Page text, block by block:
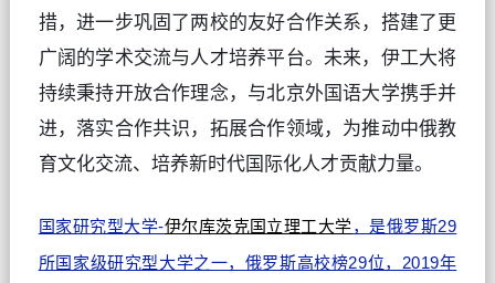
措，进一步巩固了两校的友好合作关系，搭建了更
广阔的学术交流与人才培养平台。未来，伊工大将
持续秉持开放合作理念，与北京外国语大学携手并
进，落实合作共识，拓展合作领域，为推动中俄教
育文化交流、培养新时代国际化人才贡献力量。
国家研究型大学-伊尔库茨克国立理工大学，是俄罗斯29
所国家级研究型大学之一，俄罗斯高校榜29位，2019年